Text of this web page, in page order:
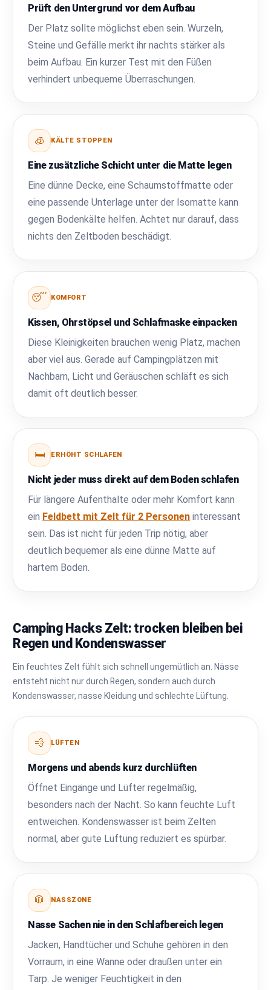
Prüft den Untergrund vor dem Aufbau
Der Platz sollte möglichst eben sein. Wurzeln,
Steine und Gefälle merkt ihr nachts stärker als
beim Aufbau. Ein kurzer Test mit den Füßen
verhindert unbequeme Überraschungen.
🧊 KÄLTE STOPPEN
Eine zusätzliche Schicht unter die Matte legen
Eine dünne Decke, eine Schaumstoffmatte oder
eine passende Unterlage unter der Isomatte kann
gegen Bodenkälte helfen. Achtet nur darauf, dass
nichts den Zeltboden beschädigt.
😴 KOMFORT
Kissen, Ohrstöpsel und Schlafmaske einpacken
Diese Kleinigkeiten brauchen wenig Platz, machen
aber viel aus. Gerade auf Campingplätzen mit
Nachbarn, Licht und Geräuschen schläft es sich
damit oft deutlich besser.
🛏️ ERHÖHT SCHLAFEN
Nicht jeder muss direkt auf dem Boden schlafen
Für längere Aufenthalte oder mehr Komfort kann
ein Feldbett mit Zelt für 2 Personen interessant
sein. Das ist nicht für jeden Trip nötig, aber
deutlich bequemer als eine dünne Matte auf
hartem Boden.
Camping Hacks Zelt: trocken bleiben bei
Regen und Kondenswasser
Ein feuchtes Zelt fühlt sich schnell ungemütlich an. Nässe
entsteht nicht nur durch Regen, sondern auch durch
Kondenswasser, nasse Kleidung und schlechte Lüftung.
💨 LÜFTEN
Morgens und abends kurz durchlüften
Öffnet Eingänge und Lüfter regelmäßig,
besonders nach der Nacht. So kann feuchte Luft
entweichen. Kondenswasser ist beim Zelten
normal, aber gute Lüftung reduziert es spürbar.
🧥 NASSZONE
Nasse Sachen nie in den Schlafbereich legen
Jacken, Handtücher und Schuhe gehören in den
Vorraum, in eine Wanne oder draußen unter ein
Tarp. Je weniger Feuchtigkeit in den